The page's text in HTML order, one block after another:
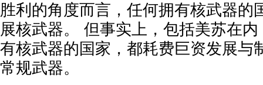
胜利的角度而言，任何拥有核武器的
展核武器。 但事实上，包括美苏在
有核武器的国家，都耗费巨资发展与
常规武器。